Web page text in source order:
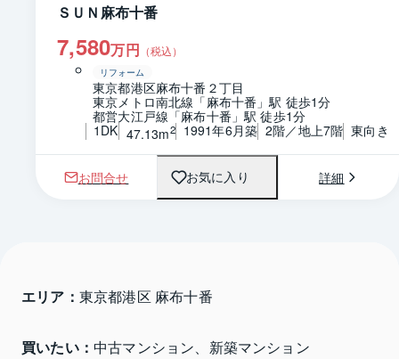
ＳＵＮ麻布十番
7,580万円 （税込）
リフォーム
東京都港区麻布十番２丁目
東京メトロ南北線「麻布十番」駅 徒歩1分
都営大江戸線「麻布十番」駅 徒歩1分
1DK 47.13m2 1991年6月築 2階／地上7階 東向き
お問合せ お気に入り 詳細
エリア： 東京都港区 麻布十番
買いたい： 中古マンション、新築マンション